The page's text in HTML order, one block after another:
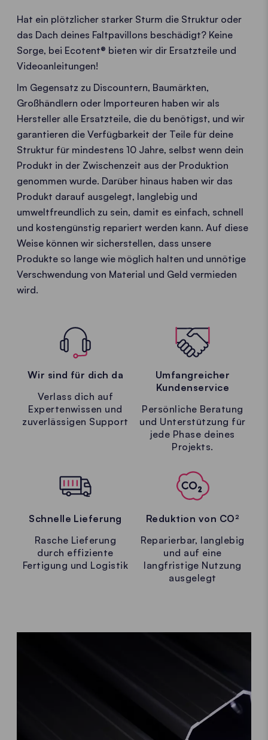
Hat ein plötzlicher starker Sturm die Struktur oder
das Dach deines Faltpavillons beschädigt? Keine
Sorge, bei Ecotent® bieten wir dir Ersatzteile und
Videoanleitungen!
Im Gegensatz zu Discountern, Baumärkten,
Großhändlern oder Importeuren haben wir als
Hersteller alle Ersatzteile, die du benötigst, und wir
garantieren die Verfügbarkeit der Teile für deine
Struktur für mindestens 10 Jahre, selbst wenn dein
Produkt in der Zwischenzeit aus der Produktion
genommen wurde. Darüber hinaus haben wir das
Produkt darauf ausgelegt, langlebig und
umweltfreundlich zu sein, damit es einfach, schnell
und kostengünstig repariert werden kann. Auf diese
Weise können wir sicherstellen, dass unsere
Produkte so lange wie möglich halten und unnötige
Verschwendung von Material und Geld vermieden
wird.
Wir sind für dich da
Verlass dich auf
Expertenwissen und
zuverlässigen Support
Umfangreicher
Kundenservice
Persönliche Beratung
und Unterstützung für
jede Phase deines
Projekts.
Schnelle Lieferung
Rasche Lieferung
durch effiziente
Fertigung und Logistik
Reduktion von CO²
Reparierbar, langlebig
und auf eine
langfristige Nutzung
ausgelegt